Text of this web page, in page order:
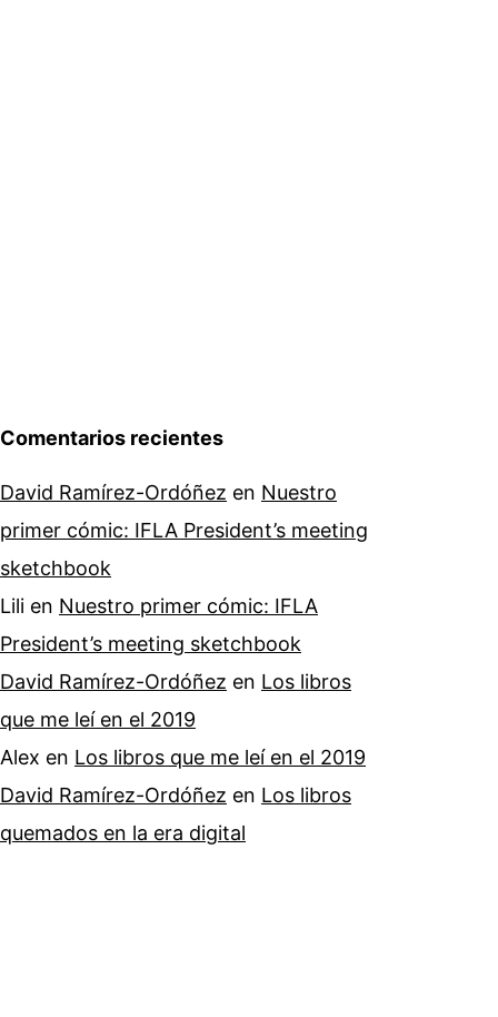
Comentarios recientes
David Ramírez-Ordóñez en Nuestro
primer cómic: IFLA President’s meeting
sketchbook
Lili en Nuestro primer cómic: IFLA
President’s meeting sketchbook
David Ramírez-Ordóñez en Los libros
que me leí en el 2019
Alex en Los libros que me leí en el 2019
David Ramírez-Ordóñez en Los libros
quemados en la era digital